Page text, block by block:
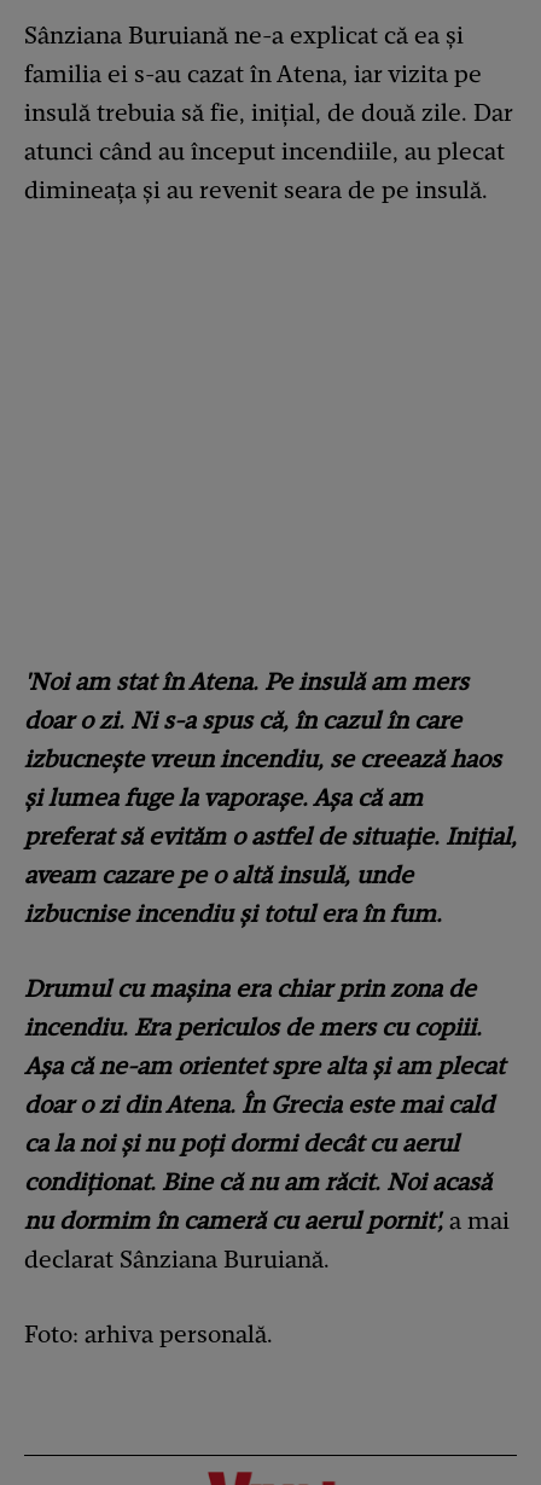
Sânziana Buruiană ne-a explicat că ea și
familia ei s-au cazat în Atena, iar vizita pe
insulă trebuia să fie, inițial, de două zile. Dar
atunci când au început incendiile, au plecat
dimineața și au revenit seara de pe insulă.
'Noi am stat în Atena. Pe insulă am mers
doar o zi. Ni s-a spus că, în cazul în care
izbucnește vreun incendiu, se creează haos
și lumea fuge la vaporașe. Așa că am
preferat să evităm o astfel de situație. Inițial,
aveam cazare pe o altă insulă, unde
izbucnise incendiu și totul era în fum.
Drumul cu mașina era chiar prin zona de
incendiu. Era periculos de mers cu copiii.
Așa că ne-am orientet spre alta și am plecat
doar o zi din Atena. În Grecia este mai cald
ca la noi și nu poți dormi decât cu aerul
condiționat. Bine că nu am răcit. Noi acasă
nu dormim în cameră cu aerul pornit', a mai
declarat Sânziana Buruiană.
Foto: arhiva personală.